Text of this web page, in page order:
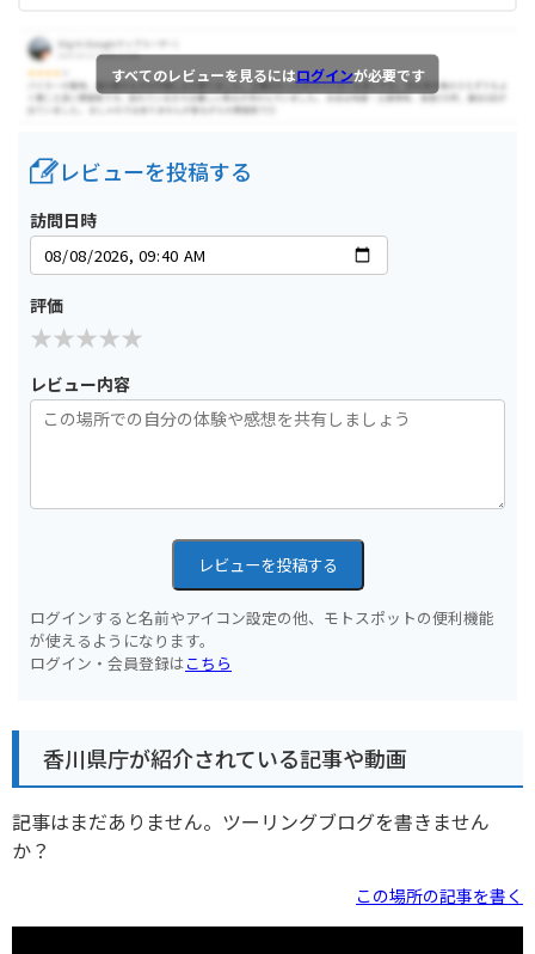
すべてのレビューを見るにはログインが必要です
レビューを投稿する
訪問日時
評価
レビュー内容
レビューを投稿する
ログインすると名前やアイコン設定の他、モトスポットの便利機能
が使えるようになります。
ログイン・会員登録はこちら
香川県庁が紹介されている記事や動画
記事はまだありません。ツーリングブログを書きません
か？
この場所の記事を書く